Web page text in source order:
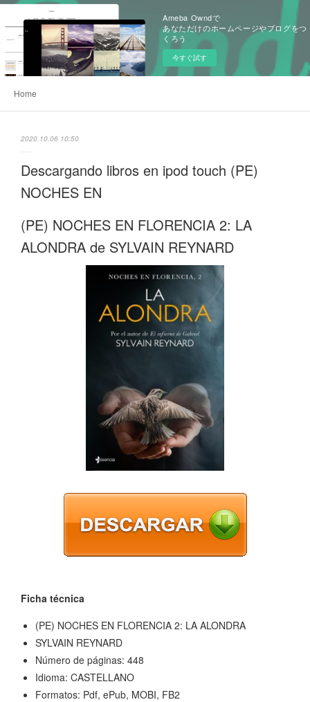
Ameba Owndで
あなただけのホームページやブログをつ
くろう
今すぐ試す
Home
2020.10.06 10:50
Descargando libros en ipod touch (PE)
NOCHES EN
(PE) NOCHES EN FLORENCIA 2: LA
ALONDRA de SYLVAIN REYNARD
Ficha técnica
(PE) NOCHES EN FLORENCIA 2: LA ALONDRA
SYLVAIN REYNARD
Número de páginas: 448
Idioma: CASTELLANO
Formatos: Pdf, ePub, MOBI, FB2